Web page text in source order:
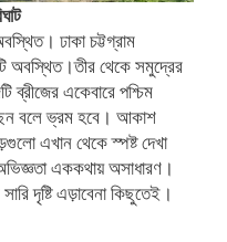
ঢাকা চট্টগ্রাম
অবস্থিত।তীর থেকে সমুদ্রের
ব্রীজের একেবারে পশ্চিম
বলে ভ্রম হবে। আকাশ
এখান থেকে স্পষ্ট দেখা
এককথায় অসাধারণ।
দৃষ্টি এড়াবেনা কিছুতেই।